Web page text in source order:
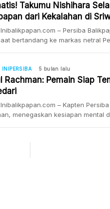
kekalahan ke-13 bagi tim asuhan
musim. Kekalahan ini juga
Takumu Nishihara
dari Kekalahan di
Inibalikpapan.com – Persiba
bertandang ke markas netral
hasil imbang 1-1 di Stadion
Hasil satu poin ini sangat
INIPERSIBA 5 bulan lalu
Rachman: Pemain Siap
Inibalikpapan.com – Kapten
menegaskan kesiapan mental